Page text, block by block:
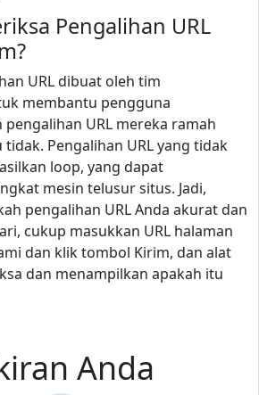
Pengalihan URL
URL dibuat oleh tim
membantu pengguna
URL mereka ramah
Pengalihan URL yang tidak
loop, yang dapat
mesin telusur situs. Jadi,
pengalihan URL Anda akurat dan
cukup masukkan URL halaman
dan klik tombol Kirim, dan alat
dan menampilkan apakah itu
Anda